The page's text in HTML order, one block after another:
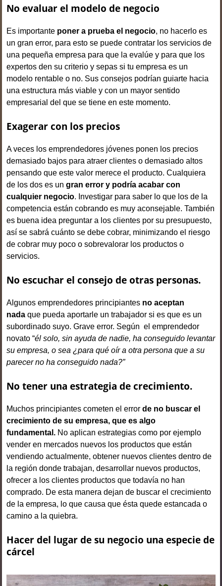
No evaluar el modelo de negocio
Es importante poner a prueba el negocio, no hacerlo es
un gran error, para esto se puede contratar los servicios de
una pequeña empresa para que la evalúe y para que los
expertos den su criterio y sepas si tu empresa es un
modelo rentable o no. Sus consejos podrían guiarte hacia
una estructura más viable y con un mayor sentido
empresarial del que se tiene en este momento.
Exagerar con los precios
A veces los emprendedores jóvenes ponen los precios
demasiado bajos para atraer clientes o demasiado altos
pensando que este valor merece el producto. Cualquiera
de los dos es ungran error y podría acabar con
cualquier negocio. Investigar para saber lo que los de la
competencia están cobrando es muy aconsejable. También
es buena idea preguntar a los clientes por su presupuesto,
así se sabrá cuánto se debe cobrar, minimizando el riesgo
de cobrar muy poco o sobrevalorar los productos o
servicios.
No escuchar el consejo de otras personas.
Algunos emprendedores principiantes no aceptan
nada que pueda aportarle un trabajador si es que es un
subordinado suyo. Grave error. Según el emprendedor
novato “él solo, sin ayuda de nadie, ha conseguido levantar
su empresa, o sea ¿para qué oír a otra persona que a su
parecer no ha conseguido nada?”
No tener una estrategia de crecimiento.
Muchos principiantes cometen el errorde no buscar el
crecimiento de su empresa, que es algo
fundamental. No aplican estrategias como por ejemplo
vender en mercados nuevos los productos que están
vendiendo actualmente, obtener nuevos clientes dentro de
la región donde trabajan, desarrollar nuevos productos,
ofrecer a los clientes productos que todavía no han
comprado. De esta manera dejan de buscar el crecimiento
de la empresa, lo que causa que ésta quede estancada o
camino a la quiebra.
Hacer del lugar de su negocio una especie de
cárcel